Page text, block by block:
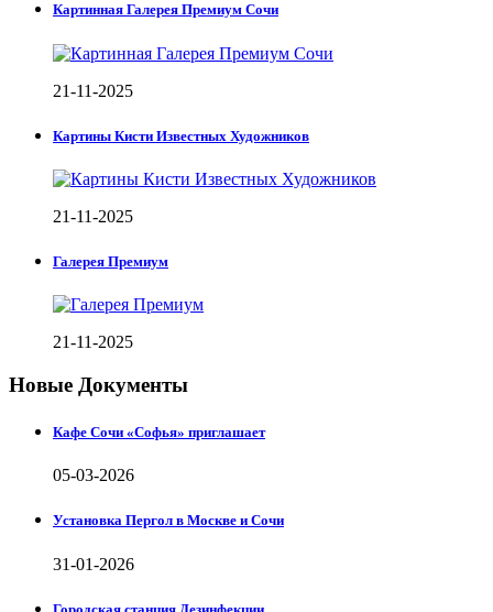
Картинная Галерея Премиум Сочи
21-11-2025
Картины Кисти Известных Художников
21-11-2025
Галерея Премиум
21-11-2025
Новые Документы
Кафе Сочи «Софья» приглашает
05-03-2026
Установка Пергол в Москве и Сочи
31-01-2026